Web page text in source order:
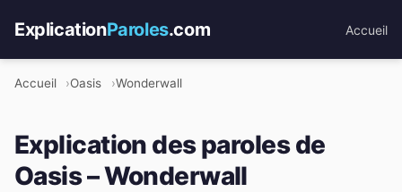
ExplicationParoles.com Accueil
Accueil Oasis Wonderwall
Explication des paroles de
Oasis – Wonderwall